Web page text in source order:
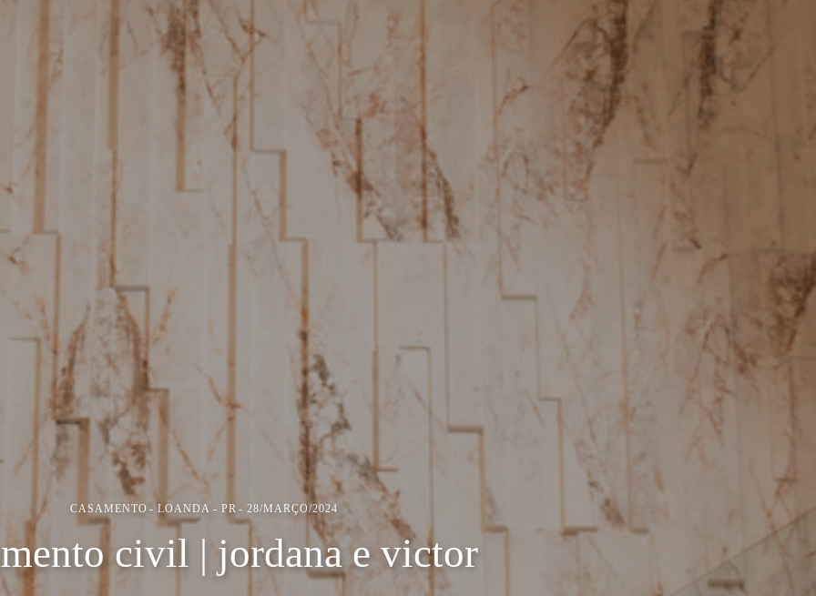
CASAMENTO LOANDA - PR 28/MARÇO/2024
civil | jordana e victor